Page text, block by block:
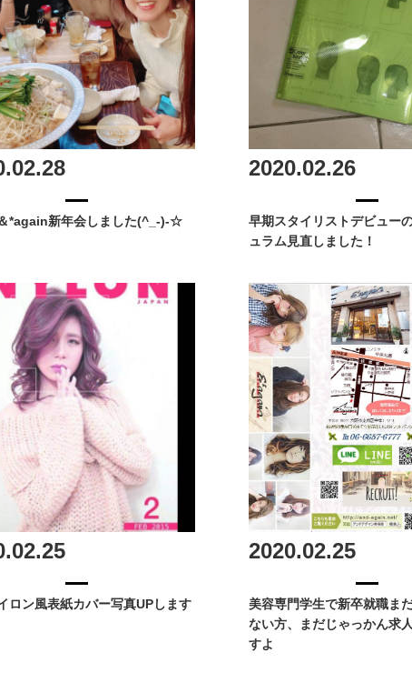
*again新年会しました(^_-)-☆
2020.02.26
早期スタイリストデビュー
ュラム見直しました！
ロン風表紙カバー写真UPします
2020.02.25
美容専門学生で新卒就職ま
ない方、まだじゃっかん求
すよ